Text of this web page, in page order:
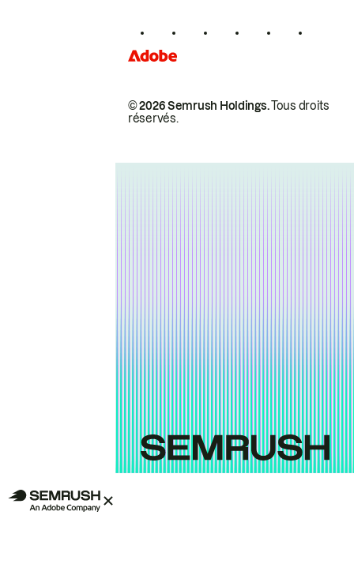
© 2026 Semrush Holdings.Tous droits
réservés.